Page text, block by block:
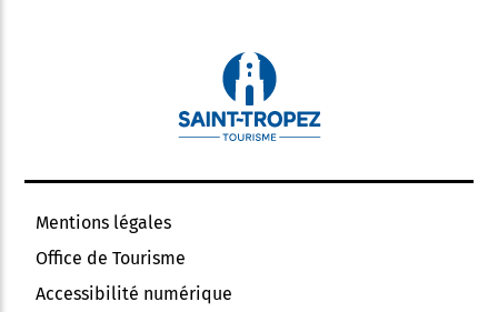
Mentions légales
Office de Tourisme
Accessibilité numérique